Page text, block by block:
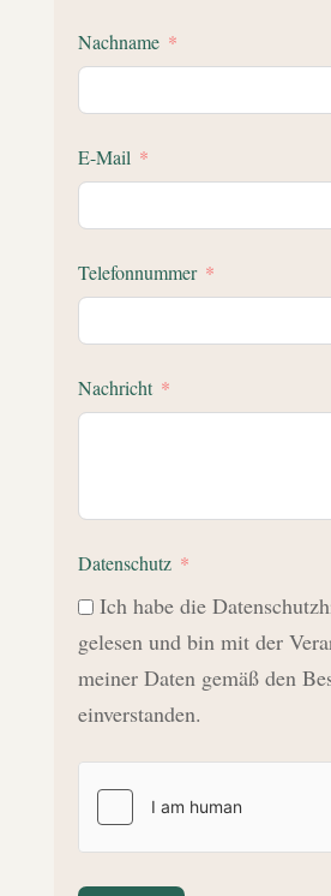
Nachname
E-Mail
Telefonnummer
Nachricht
Datenschutz
Ich habe die
gelesen und bin mit der
meiner Daten gemäß den
einverstanden.